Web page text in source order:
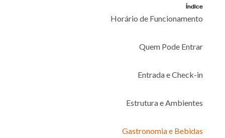
Índice
Horário de Funcionamento
Quem Pode Entrar
Entrada e Check-in
Estrutura e Ambientes
Gastronomia e Bebidas